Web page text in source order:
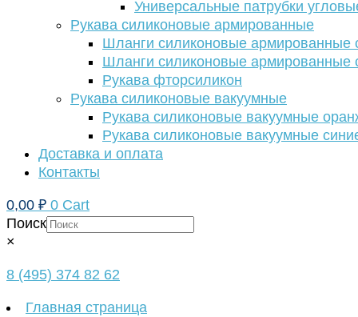
Универсальные патрубки
Рукава силиконовые армированные
Шланги силиконовые армированные
Шланги силиконовые армированные
Рукава фторсиликон
Рукава силиконовые вакуумные
Рукава силиконовые вакуумные
Рукава силиконовые вакуумные
Доставка и оплата
Контакты
0,00 ₽ 0 Cart
Поиск
×
8 (495) 374 82 62
Главная страница